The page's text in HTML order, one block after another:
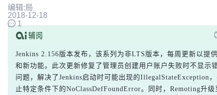
编辑:局
2018-12-18
1
Jenkins 2.156版本发布，该系列为非LTS版本，每周更新以提
和新功能。此次更新修复了管理员创建用户账户失败时不显示
问题，解决了Jenkins启动时可能出现的IllegalStateException
止特定条件下的NoClassDefFoundError。同时，Remoting升级